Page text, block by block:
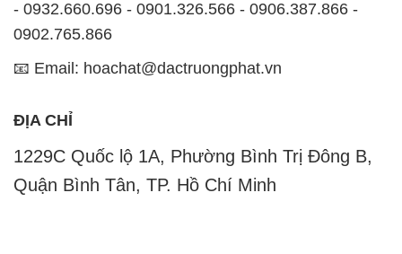
ĐỊA CHỈ
1229C Quốc lộ 1A, Phường Bình Trị Đông B,
Quận Bình Tân, TP. Hồ Chí Minh
CÔNG TY XNK TM SX HÓA CHẤT ĐẮC TRƯỜNG
PHÁT